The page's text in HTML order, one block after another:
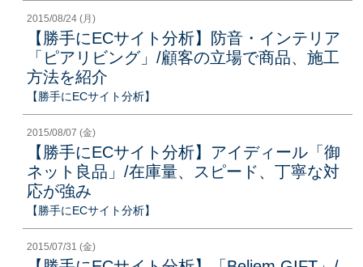
2015/08/24 (月)
【勝手にECサイト分析】防音・インテリア
「ピアリビング」/顧客の立場で商品、施工
方法を紹介
【勝手にECサイト分析】
2015/08/07 (金)
【勝手にECサイト分析】アイディール「御
ネット良品」/在庫量、スピード、丁寧な対
応が強み
【勝手にECサイト分析】
2015/07/31 (金)